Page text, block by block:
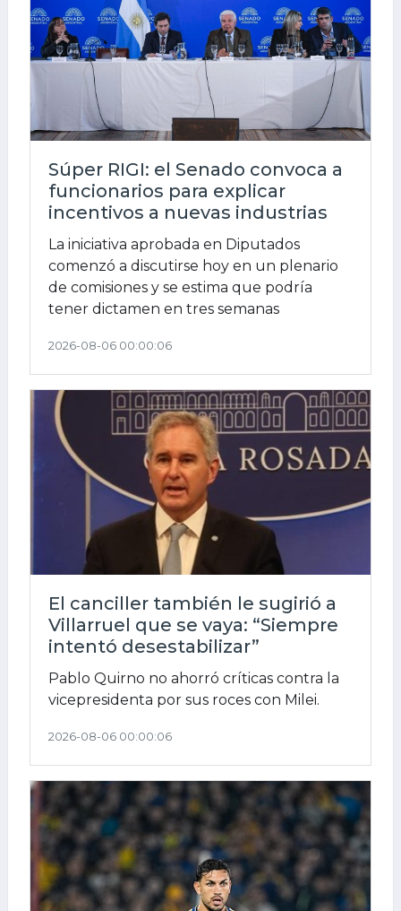
Súper RIGI: el Senado convoca a
funcionarios para explicar
incentivos a nuevas industrias
La iniciativa aprobada en Diputados
comenzó a discutirse hoy en un plenario
de comisiones y se estima que podría
tener dictamen en tres semanas
2026-08-06 00:00:06
El canciller también le sugirió a
Villarruel que se vaya: “Siempre
intentó desestabilizar”
Pablo Quirno no ahorró críticas contra la
vicepresidenta por sus roces con Milei.
2026-08-06 00:00:06